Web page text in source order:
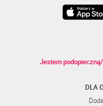
Jestem
DLA